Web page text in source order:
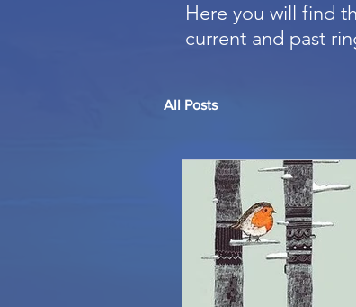
Here you will find
current and past
All Posts